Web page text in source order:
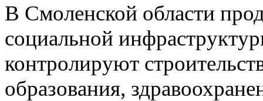
В Смоленской области
социальной
контролируют
образования,